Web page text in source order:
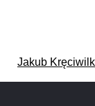
Jakub Kręciwilk